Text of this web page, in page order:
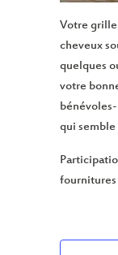
Votre
cheveux
quelques
votre
qui
fournitures